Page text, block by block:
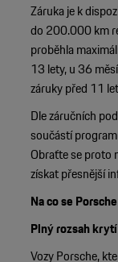
Záruka je k
do 200.000 km
proběhla
13 lety, u 36
záruky před 11
Dle záručních
součástí
Obraťte se proto
získat přesnější
Na co se
Plný rozsah krytí
Vozy Porsche,